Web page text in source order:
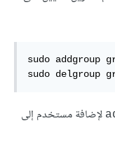
sudo addgroup
sudo delgroup
لإضافة مستخدم إلى